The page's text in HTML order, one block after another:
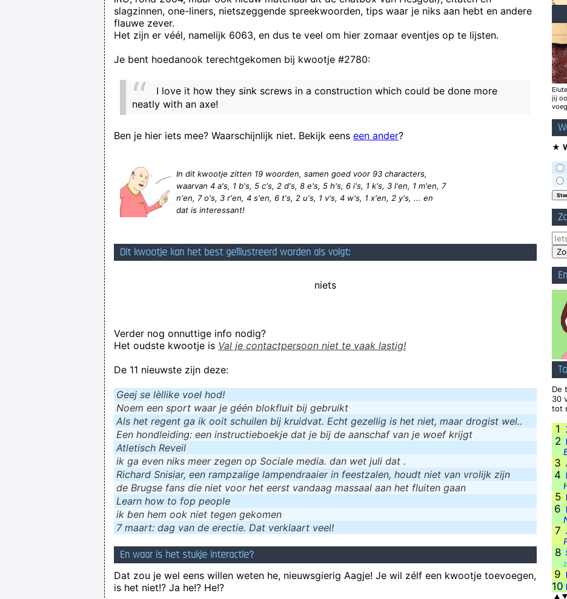
Het is géén goed idee om de passages uit het jonagold-incident
Klopt, volgens mijn therapeut ben ik passief en
Mister Brode, I
Als muziek maken dan tóch zo'n lucratieve bezigheid is, dan snap ik niet dat niet iedereen dat doet, in plaats
Heet in Deurne: man, ontdekt
slagzinnen, one-liners, nietszeggende spreekwoorden, tips waar je niks aan hebt en andere
flauwe zever.
Het zijn er véél, namelijk 6063, en dus te veel om hier zomaar eventjes op te lijsten.
Je bent hoedanook terechtgekomen bij kwootje #2780:
I love it how they sink screws in a construction which could be done more
neatly with an axe!
Ben je hier iets mee? Waarschijnlijk niet. Bekijk eens een ander?
In dit kwootje zitten 19 woorden, samen goed voor 93 characters,
waarvan 4 a's, 1 b's, 5 c's, 2 d's, 8 e's, 5 h's, 6 i's, 1 k's, 3 l'en, 1 m'en, 7
n'en, 7 o's, 3 r'en, 4 s'en, 6 t's, 2 u's, 1 v's, 4 w's, 1 x'en, 2 y's, ... en
dat is interessant!
Dit kwootje kan het best geïllustreerd worden als volgt:
niets
Verder nog onnuttige info nodig?
Het oudste kwootje is Val je contactpersoon niet te vaak lastig!
De 11 nieuwste zijn deze:
Geej se lèllike voel hod!
Noem een sport waar je géén blokfluit bij gebruikt
Als het regent ga ik ooit schuilen bij kruidvat. Echt gezellig is het niet, maar drogist wel..
Een hondleiding: een instructieboekje dat je bij de aanschaf van je woef krijgt
Atletisch Reveil
ik ga even niks meer zegen op Sociale media. dan wet juli dat .
Richard Snisiar, een rampzalige lampendraaier in feestzalen, houdt niet van vrolijk zijn
de Brugse fans die niet voor het eerst vandaag massaal aan het fluiten gaan
Learn how to fop people
ik ɓen hem ook niet tegen gekomen
7 maart: dag van de erectie. Dat verklaart veel!
En waar is het stukje interactie?
Dat zou je wel eens willen weten he, nieuwsgierig Aagje! Je wil zélf een kwootje toevoegen,
is het niet!? Ja he!? He!?
jij
★
De
30
tot
1
2
3
4
5
6
7
8
2
9
10